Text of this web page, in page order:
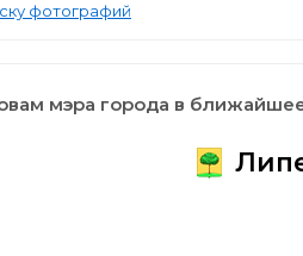
фотографий
мэра города в